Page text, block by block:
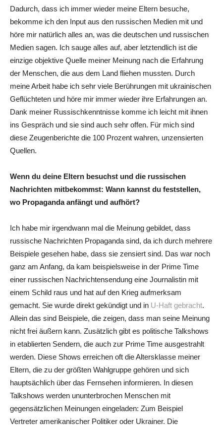
Dadurch, dass ich immer wieder meine Eltern besuche,
bekomme ich den Input aus den russischen Medien mit und
höre mir natürlich alles an, was die deutschen und russischen
Medien sagen. Ich sauge alles auf, aber letztendlich ist die
einzige objektive Quelle meiner Meinung nach die Erfahrung
der Menschen, die aus dem Land fliehen mussten. Durch
meine Arbeit habe ich sehr viele Berührungen mit ukrainischen
Geflüchteten und höre mir immer wieder ihre Erfahrungen an.
Dank meiner Russischkenntnisse komme ich leicht mit ihnen
ins Gespräch und sie sind auch sehr offen. Für mich sind
diese Zeugenberichte die 100 Prozent wahren, unzensierten
Quellen.
Wenn du deine Eltern besuchst und die russischen
Nachrichten mitbekommst: Wann kannst du feststellen,
wo Propaganda anfängt und aufhört?
Ich habe mir irgendwann mal die Meinung gebildet, dass
russische Nachrichten Propaganda sind, da ich durch mehrere
Beispiele gesehen habe, dass sie zensiert sind. Das war noch
ganz am Anfang, da kam beispielsweise in der Prime Time
einer russischen Nachrichtensendung eine Journalistin mit
einem Schild raus und hat auf den Krieg aufmerksam
gemacht. Sie wurde direkt gekündigt und in U-Haft gebracht.
Allein das sind Beispiele, die zeigen, dass man seine Meinung
nicht frei äußern kann. Zusätzlich gibt es politische Talkshows
in etablierten Sendern, die auch zur Prime Time ausgestrahlt
werden. Diese Shows erreichen oft die Altersklasse meiner
Eltern, die zu der größten Wahlgruppe gehören und sich
hauptsächlich über das Fernsehen informieren. In diesen
Talkshows werden ununterbrochen Menschen mit
gegensätzlichen Meinungen eingeladen: Zum Beispiel
Vertreter amerikanischer Politiker oder Ukrainer. Die